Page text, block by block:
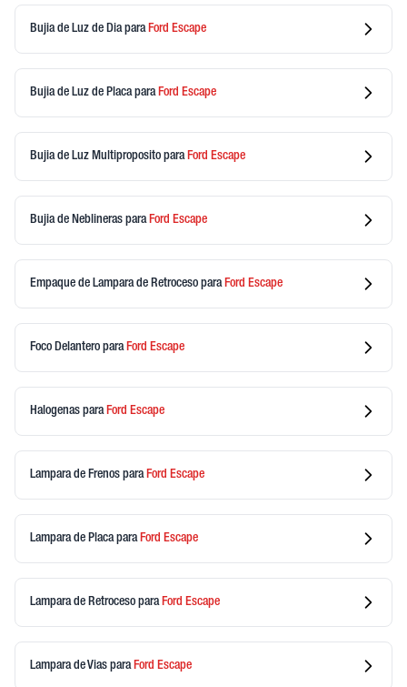
Bujia de Luz de Diapara Ford Escape
Bujia de Luz de Placapara Ford Escape
Bujia de Luz Multiproposito para Ford Escape
Bujia de Neblineras para Ford Escape
Empaque de Lampara de Retroceso para Ford Escape
Foco Delantero para Ford Escape
Halogenas para Ford Escape
Lampara de Frenos para Ford Escape
Lampara de Placapara Ford Escape
Lampara de Retroceso para Ford Escape
Lampara de Vias para Ford Escape